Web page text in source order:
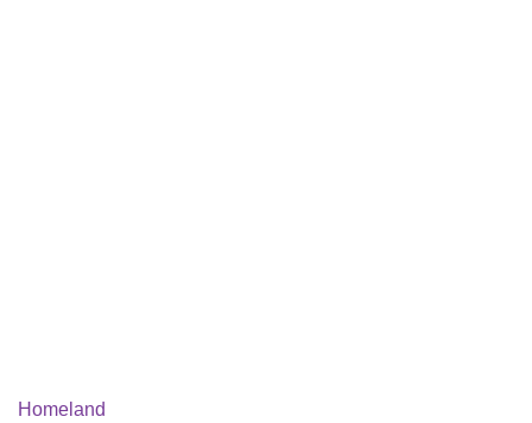
Homeland